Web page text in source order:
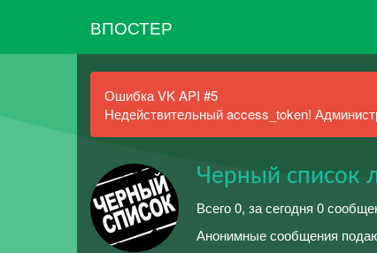
ВПОСТЕР
Ошибка VK API #5
Недействительный access_token!
Черный список
Всего 0, за сегодня 0
Анонимные сообщения